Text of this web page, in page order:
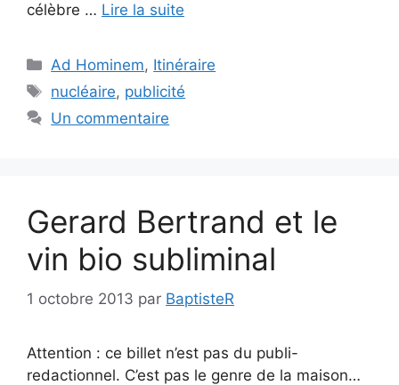
célèbre … Lire la suite
Catégories
Ad Hominem, Itinéraire
Étiquettes
nucléaire, publicité
Un commentaire
Gerard Bertrand et le
vin bio subliminal
1 octobre 2013 par BaptisteR
Attention : ce billet n’est pas du publi-
redactionnel. C’est pas le genre de la maison…